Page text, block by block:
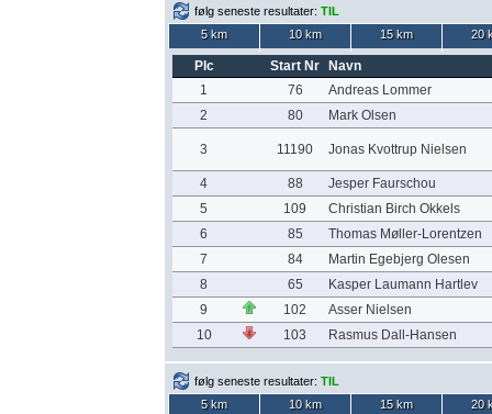
følg seneste resultater: TIL
5 km
10 km 15 km 20
Plc Start Nr
Navn
1
76
Andreas Lommer
2
80 Mark Olsen
3 11190 Jonas Kvottrup Nielsen
4 88
Jesper Faurschou
5
109
Christian Birch Okkels
6
85
Thomas Møller-Lorentzen
7
84
Martin Egebjerg Olesen
8
65
Kasper Laumann Hartlev
9
102
Asser Nielsen
10
103 Rasmus Dall-Hansen
følg seneste resultater: TIL
5 km
10 km 15 km 20